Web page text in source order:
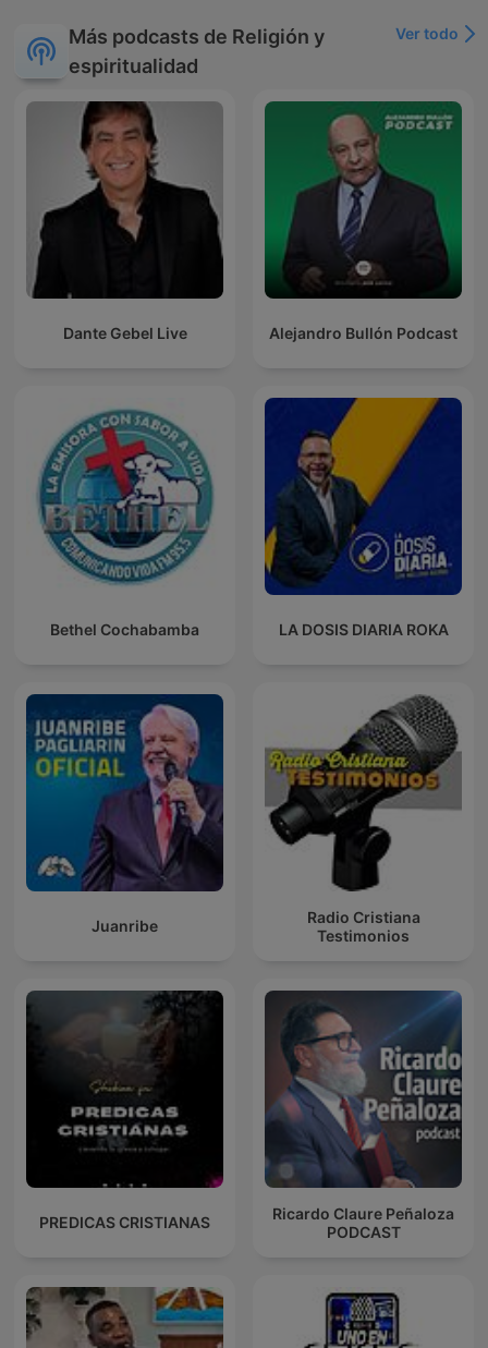
Más podcasts de Religión y
espiritualidad
Ver todo
Dante Gebel Live Alejandro Bullón Podcast
Bethel Cochabamba LA DOSIS DIARIA ROKA
Juanribe
Radio Cristiana
Testimonios
PREDICAS CRISTIANAS
Ricardo Claure Peñaloza
PODCAST